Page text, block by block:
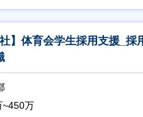
社】体育会学生採用支援_採
~450万